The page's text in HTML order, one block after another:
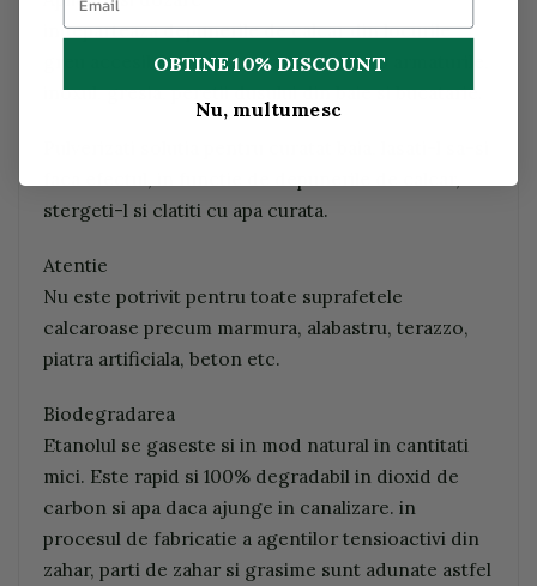
indeparteaza depunerile de calcar din locurile
greu accesibile si curata in acelasi timp armaturile,
inoxul, gresia, peretii dusului din baie si bucatarie.
stergeti-l si clatiti cu apa curata.
Atentie
Nu este potrivit pentru toate suprafetele
calcaroase precum marmura, alabastru, terazzo,
piatra artificiala, beton etc.
Biodegradarea
Etanolul se gaseste si in mod natural in cantitati
mici. Este rapid si 100% degradabil in dioxid de
carbon si apa daca ajunge in canalizare. in
procesul de fabricatie a agentilor tensioactivi din
zahar, parti de zahar si grasime sunt adunate astfel
OBTINE 10% DISCOUNT
Nu, multumesc